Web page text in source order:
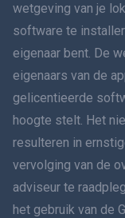
Dansk
हिंदी
עברית
wetgeving van je
software te
eigenaar bent. De
eigenaars van de
gelicentieerde
hoogte stelt. Het
resulteren in
vervolging van de
adviseur te
het gebruik van de